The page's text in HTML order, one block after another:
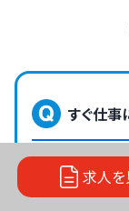
すぐ仕事
日払いは
求人を